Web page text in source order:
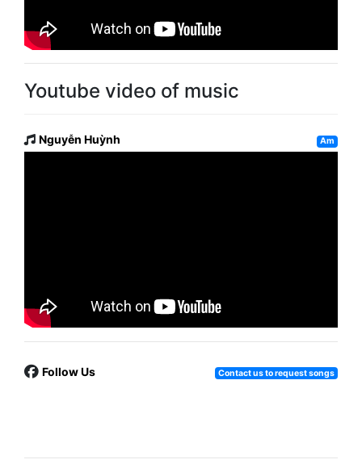
Youtube video of music
Nguyễn Huỳnh Am
Follow Us Contact us to request songs